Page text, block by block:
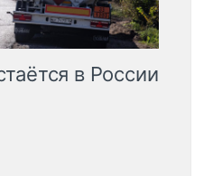
в России